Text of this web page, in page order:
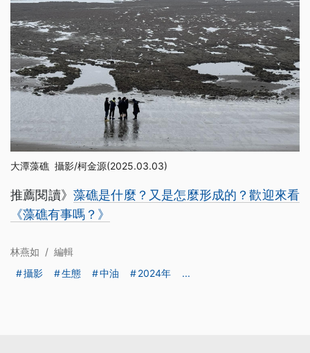
大潭藻礁 攝影/柯金源(2025.03.03)
推薦閱讀》 藻礁是什麼？又是怎麼形成的？歡迎來看
《藻礁有事嗎？》
林燕如 / 編輯
攝影
生態 中油 2024年 ...